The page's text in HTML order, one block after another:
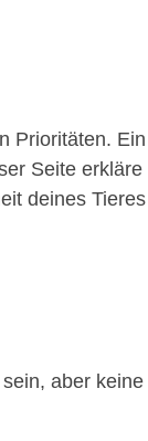
Prioritäten.
Seite
deines
aber